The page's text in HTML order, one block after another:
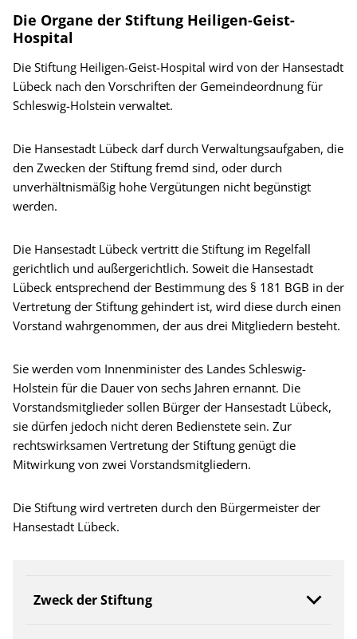
Die Organe der Stiftung Heiligen-Geist-
Hospital
Die Stiftung Heiligen-Geist-Hospital wird von der Hansestadt
Lübeck nach den Vorschriften der Gemeindeordnung für
Schleswig-Holstein verwaltet.
Die Hansestadt Lübeck darf durch Verwaltungsaufgaben, die
den Zwecken der Stiftung fremd sind, oder durch
unverhältnismäßig hohe Vergütungen nicht begünstigt
werden.
Die Hansestadt Lübeck vertritt die Stiftung im Regelfall
gerichtlich und außergerichtlich. Soweit die Hansestadt
Lübeck entsprechend der Bestimmung des § 181 BGB in der
Vertretung der Stiftung gehindert ist, wird diese durch einen
Vorstand wahrgenommen, der aus drei Mitgliedern besteht.
Sie werden vom Innenminister des Landes Schleswig-
Holstein für die Dauer von sechs Jahren ernannt. Die
Vorstandsmitglieder sollen Bürger der Hansestadt Lübeck,
sie dürfen jedoch nicht deren Bedienstete sein. Zur
rechtswirksamen Vertretung der Stiftung genügt die
Mitwirkung von zwei Vorstandsmitgliedern.
Die Stiftung wird vertreten durch den Bürgermeister der
Hansestadt Lübeck.
Zweck der Stiftung